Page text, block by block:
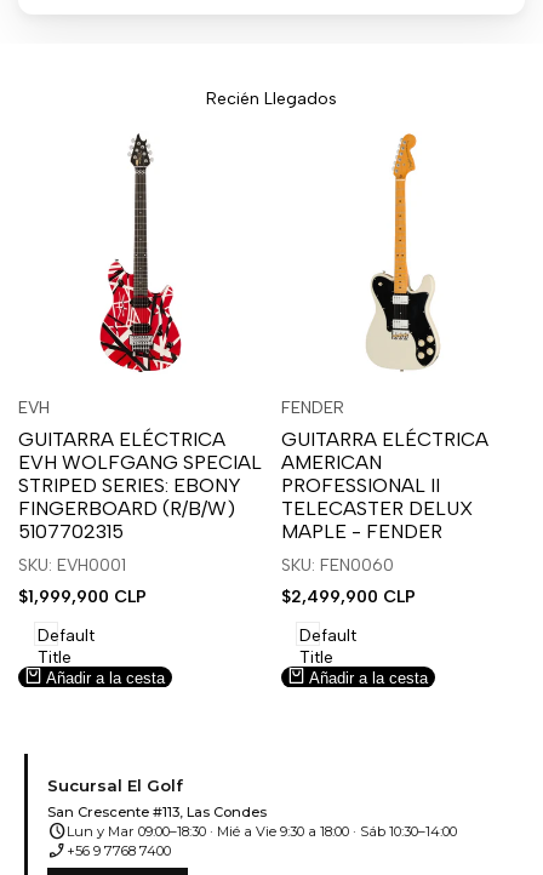
Recién Llegados
sesión
para
usar
la
lista
deseos.
para
usar
Compare
Proveedor:
EVH
GUITARRA ELÉCTRICA
EVH WOLFGANG SPECIAL
STRIPED SERIES: EBONY
FINGERBOARD (R/B/W)
5107702315
SKU: EVH0001
Precio
venta
$1,999,900 CLP
Default
Title
Añadir a la cesta
sesión
para
usar
la
lista
deseos.
sesión
para
usar
Compare
Vista
Proveedor:
FENDER
GUITARRA ELÉCTRICA
AMERICAN
PROFESSIONAL II
TELECASTER DELUX
MAPLE - FENDER
SKU: FEN0060
Precio
venta
$2,499,900 CLP
Default
Title
Añadir a la cesta
Sucursal El Golf
San Crescente #113, Las Condes
scheduleLun y Mar 09:00–18:30 · Mié a Vie 9:30 a 18:00 · Sáb 10:30–14:00
phone_enabled +56 9 7768 7400